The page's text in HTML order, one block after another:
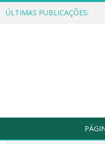
ÚLTIMAS PUBLICAÇÕES: